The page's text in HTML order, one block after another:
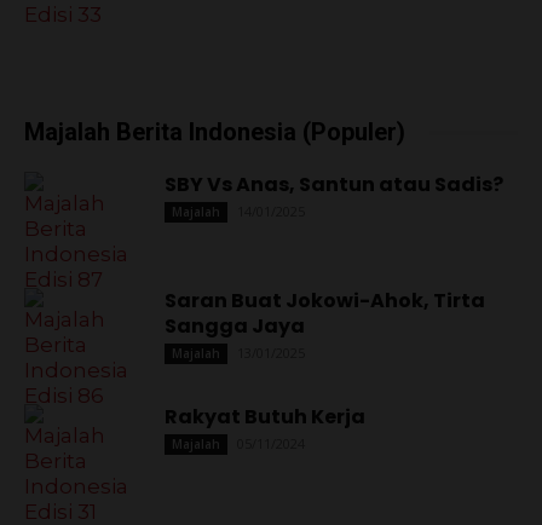
Majalah Berita Indonesia (Populer)
SBY Vs Anas, Santun atau Sadis?
Majalah
Saran Buat Jokowi-Ahok, Tirta
Sangga Jaya
Majalah
Rakyat Butuh Kerja
Majalah